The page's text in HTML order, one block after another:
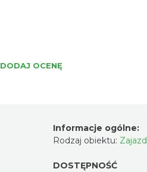
DODAJ OCENĘ
Informacje ogólne:
Rodzaj obiektu: Zajazd
DOSTĘPNOŚĆ